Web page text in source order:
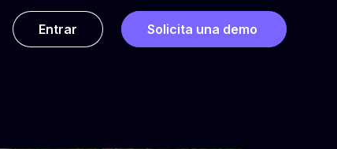
Entrar Solicita una demo